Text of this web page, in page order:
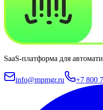
SaaS-платформа для
info@mpmgr.ru +7 800